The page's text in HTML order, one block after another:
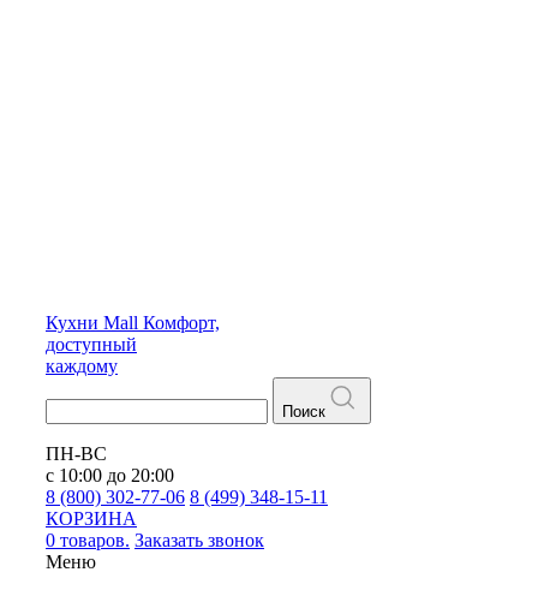
Кухни Mall Комфорт,
доступный
каждому
Поиск
ПН-ВС
с 10:00 до 20:00
8 (800) 302-77-06 8 (499) 348-15-11
КОРЗИНА
0 товаров. Заказать звонок
Меню